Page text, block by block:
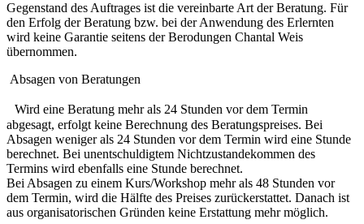
Gegenstand des Auftrages ist die vereinbarte Art der Beratung. Für
den Erfolg der Beratung bzw. bei der Anwendung des Erlernten
wird keine Garantie seitens der Berodungen Chantal Weis
übernommen.
Absagen von Beratungen
Wird eine Beratung mehr als 24 Stunden vor dem Termin
abgesagt, erfolgt keine Berechnung des Beratungspreises. Bei
Absagen weniger als 24 Stunden vor dem Termin wird eine Stunde
berechnet. Bei unentschuldigtem Nichtzustandekommen des
Termins wird ebenfalls eine Stunde berechnet.
Bei Absagen zu einem Kurs/Workshop mehr als 48 Stunden vor
dem Termin, wird die Hälfte des Preises zurückerstattet. Danach ist
aus organisatorischen Gründen keine Erstattung mehr möglich.